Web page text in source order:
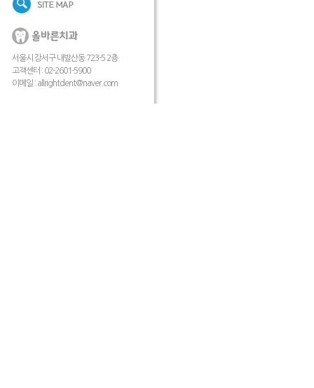
서울시 강서구 내발산동 723-5 2층
고객센터 : 02-2601-5900
이메일 : allrightdent@naver.com